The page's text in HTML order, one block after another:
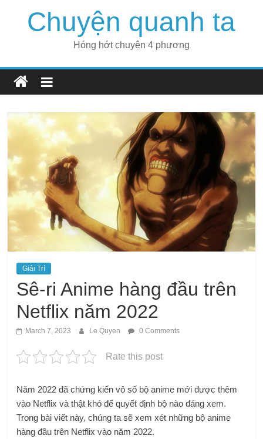
Chuyện quanh ta
Hóng hớt chuyện 4 phương
Giải Trí
Sê-ri Anime hàng đầu trên
Netflix năm 2022
March 7, 2023 Le Quyen 0 Comments
Rate this post
Năm 2022 đã chứng kiến ​​vô số bộ anime mới được thêm
vào Netflix và thật khó để quyết định bộ nào đáng xem.
Trong bài viết này, chúng ta sẽ xem xét những bộ anime
hàng đầu trên Netflix vào năm 2022.